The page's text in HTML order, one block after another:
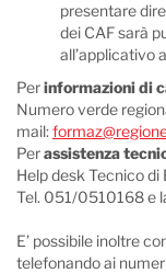
presentare
dei CAF sarà
all’applicativo
Perinformazioni di
Numero verde
mail:
Perassistenza
Help desk Tecnico di
Tel. 051/0510168 e
E’ possibile inoltre
telefonando ai